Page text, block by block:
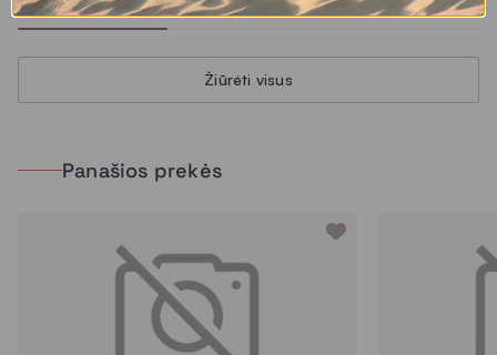
Žiūrėti visus
Panašios prekės